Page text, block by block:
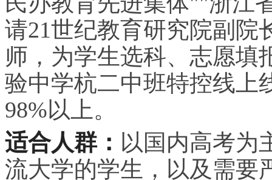
请21世纪教育研究院副院
师，为学生选科、志愿填
验中学杭二中班特控线上
98%以上。
适合人群： 以国内高考为
流大学的学生，以及需要